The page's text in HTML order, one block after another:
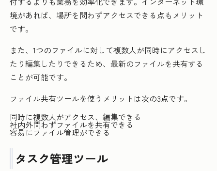
境があれば、場所を問わずアクセスできる点もメリット
です。
また、1つのファイルに対して複数人が同時にアクセスし
たり編集したりできるため、最新のファイルを共有する
ことが可能です。
ファイル共有ツールを使うメリットは次の3点です。
同時に複数人がアクセス、編集できる
社内外問わずファイルを共有できる
容易にファイル管理ができる
タスク管理ツール